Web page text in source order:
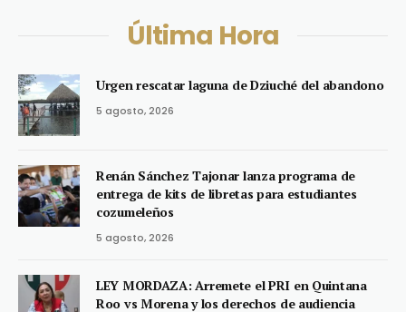
Última Hora
Urgen rescatar laguna de Dziuché del abandono
5 agosto, 2026
Renán Sánchez Tajonar lanza programa de
entrega de kits de libretas para estudiantes
cozumeleños
5 agosto, 2026
LEY MORDAZA: Arremete el PRI en Quintana
Roo vs Morena y los derechos de audiencia